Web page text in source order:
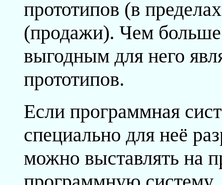
прототипов (в
(продажи). Чем больше
выгодным для него
прототипов.
Если программная
специально для неё
можно выставлять на